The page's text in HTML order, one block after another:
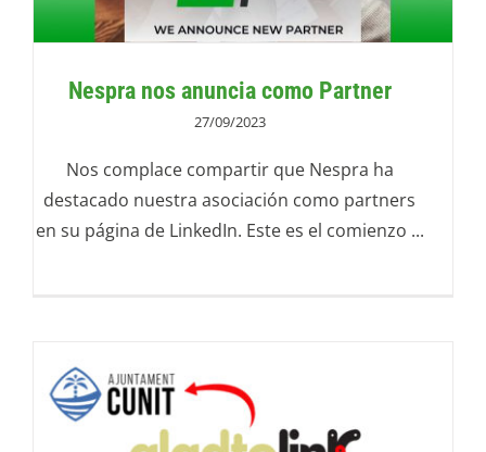
Nespra nos anuncia como Partner
27/09/2023
Nos complace compartir que Nespra ha
destacado nuestra asociación como partners
en su página de LinkedIn. Este es el comienzo ...